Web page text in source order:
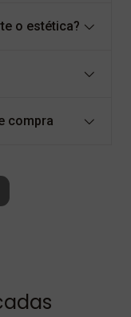
o estética?
compra